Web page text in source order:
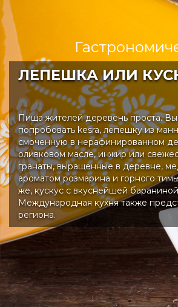
ЛЕПЕШКА ИЛИ
Пища жителей деревень проста.
попробовать kesra, лепешку из
смоченную в нерафинированном
оливковом масле, инжир или
гранаты, выращенные в деревне,
ароматом розмарина и горного
же, кускус с вкуснейшей
Международная кухня также
региона.